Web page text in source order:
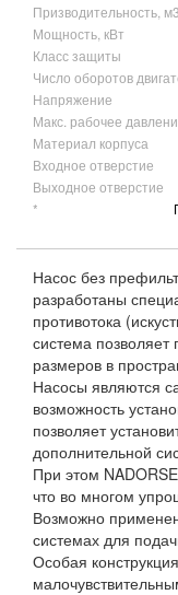
Призводительность,
Мощность, кВт
Класс защиты
Число оборотов
Напряжение
Макс. рабочее
Материал корпуса
Входное отверстие
Выходное отверстие
*
Насос без
разработаны
противотока
система
размеров в
Насосы являются
возможность
позволяет
дополнительной
При этом
что во многом
Возможно
системах для
Особая